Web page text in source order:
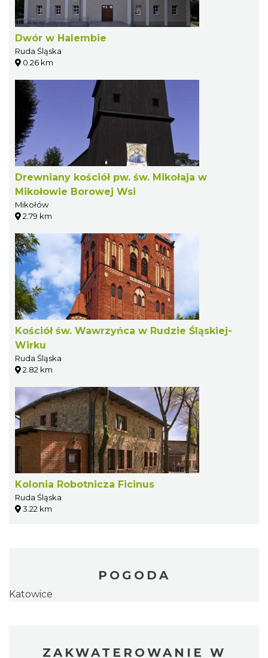
Dwór w Halembie
Ruda Śląska
0.26 km
Drewniany kościół pw. św. Mikołaja w
Mikołowie Borowej Wsi
Mikołów
2.79 km
Kościół św. Wawrzyńca w Rudzie Śląskiej-
Wirku
Ruda Śląska
2.82 km
Kolonia Robotnicza Ficinus
Ruda Śląska
3.22 km
POGODA
Katowice
ZAKWATEROWANIE W